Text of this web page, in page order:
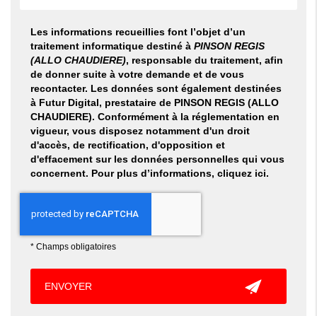
Les informations recueillies font l’objet d’un
traitement informatique destiné àPINSON REGIS
(ALLO CHAUDIERE), responsable du traitement, afin
de donner suite à votre demande et de vous
recontacter. Les données sont également destinées
à Futur Digital, prestataire de PINSON REGIS (ALLO
CHAUDIERE). Conformément à la réglementation en
vigueur, vous disposez notamment d'un droit
d'accès, de rectification, d'opposition et
d'effacement sur les données personnelles qui vous
concernent. Pour plus d’informations, cliquez ici.
* Champs obligatoires